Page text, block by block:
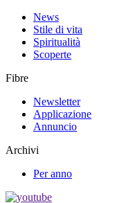
News
Stile di vita
Spiritualità
Scoperte
Fibre
Newsletter
Applicazione
Annuncio
Archivi
Per anno